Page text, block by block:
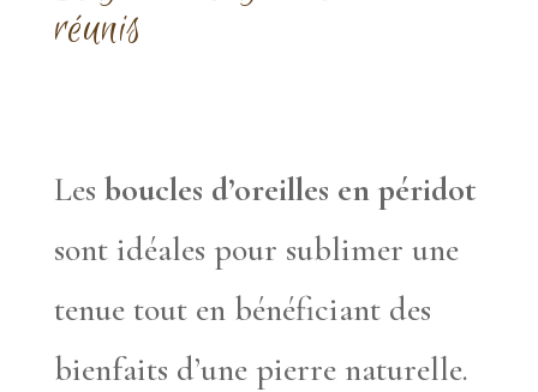
réunis
Les boucles d’oreilles en péridot
sont idéales pour sublimer une
tenue tout en bénéficiant des
bienfaits d’une pierre naturelle.